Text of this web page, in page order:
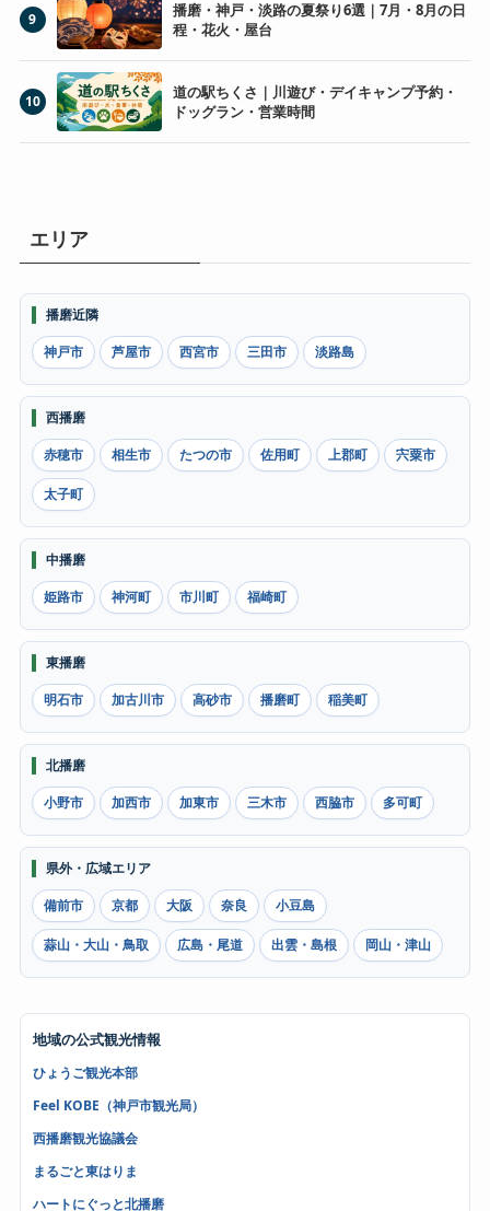
9
播磨・神戸・淡路の夏祭り6選｜7月・8月の日
程・花火・屋台
10
道の駅ちくさ｜川遊び・デイキャンプ予約・
ドッグラン・営業時間
エリア
播磨近隣
神戸市
芦屋市 西宮市 三田市 淡路島
西播磨
赤穂市
相生市 たつの市 佐用町 上郡町 宍粟市
太子町
中播磨
姫路市
神河町 市川町 福崎町
東播磨
明石市
加古川市 高砂市 播磨町 稲美町
北播磨
小野市
加西市 加東市 三木市 西脇市 多可町
県外・広域エリア
備前市
京都 大阪 奈良 小豆島
蒜山・大山・鳥取 広島・尾道 出雲・島根 岡山・津山
地域の公式観光情報
ひょうご観光本部
Feel KOBE（神戸市観光局）
西播磨観光協議会
まるごと東はりま
ハートにぐっと北播磨